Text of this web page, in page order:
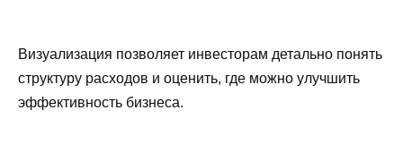
Визуализация позволяет инвесторам детально понять
структуру расходов и оценить, где можно улучшить
эффективность бизнеса.